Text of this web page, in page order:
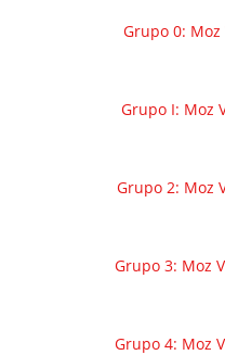
Grupo 0: Moz
Grupo I: Moz
Grupo 2: Moz
Grupo 3: Moz
Grupo 4: Moz